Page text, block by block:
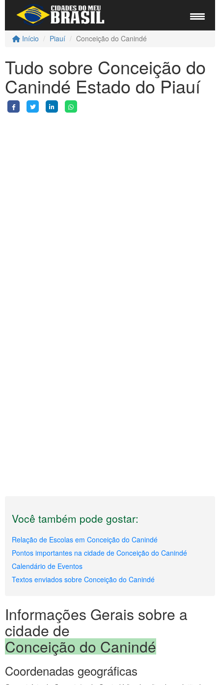
Início Piauí Conceição do Canindé
Tudo sobre Conceição do
Canindé Estado do Piauí
Você também pode gostar:
Relação de Escolas em Conceição do Canindé
Pontos importantes na cidade de Conceição do Canindé
Calendário de Eventos
Textos enviados sobre Conceição do Canindé
Informações Gerais sobre a
cidade de
Conceição do Canindé
Coordenadas geográficas